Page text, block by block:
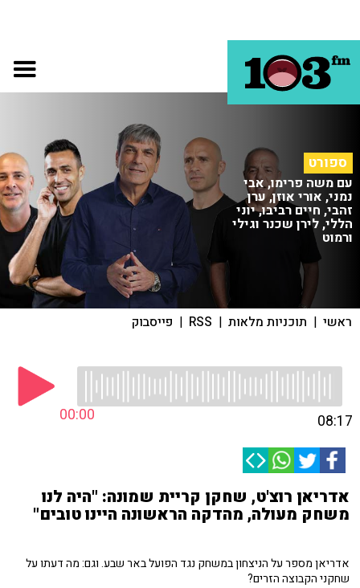
ספורט
עם משה פרימו, אבי
נמני, אורי אוזן, ערן
זהבי, חיים רביבו, יוני
הללי, לירן שכנר וגילי
ורמוט
ראשי | תוכניות מלאות |
RSS
| פייסבוק
00:00 08:17
אדריאן רוצ'ט, שחקן קריית שמונה: "היה לנו
משחק מעולה, מהדקה הראשונה היינו טובים"
אדריאן מספר על הניצחון במשחק נגד הפועל באר שבע. וגם: מה דעתו על
שחקני הקבוצה הזרים?